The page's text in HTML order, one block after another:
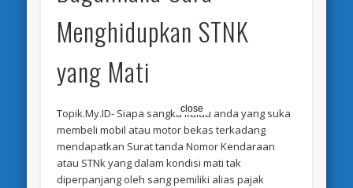
Menghidupkan STNK
yang Mati
Topik.My.ID- Siapa sangka kalau anda yang suka
membeli mobil atau motor bekas terkadang
mendapatkan Surat tanda Nomor Kendaraan
atau STNk yang dalam kondisi mati tak
diperpanjang oleh sang pemiliki alias pajak
close